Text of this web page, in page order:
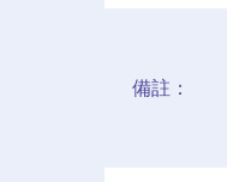
備註：